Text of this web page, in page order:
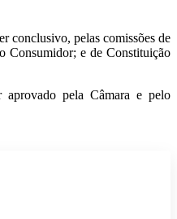
conclusivo, pelas comissões de
Consumidor; e de Constituição
pela Câmara e pelo